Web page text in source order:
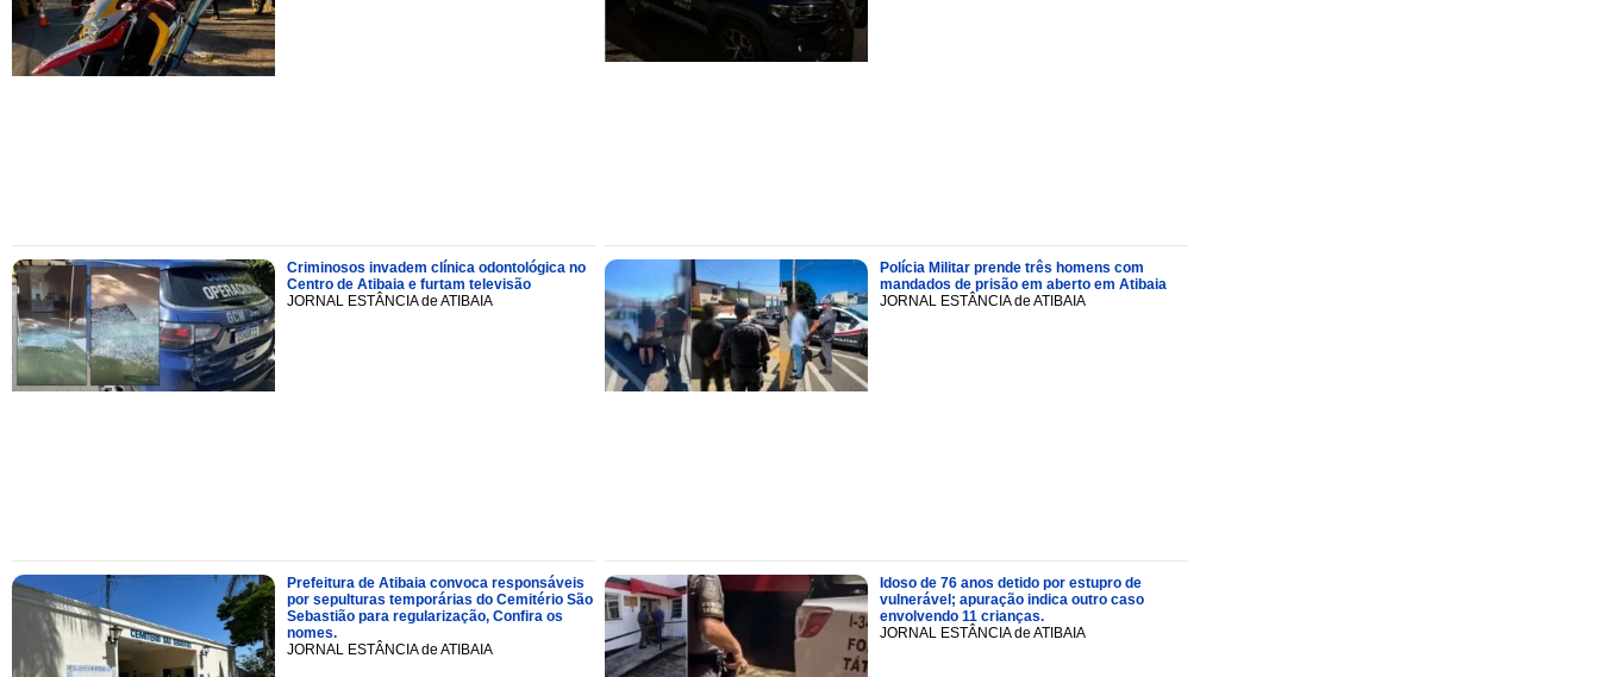
Criminosos invadem clínica odontológica no
Centro de Atibaia e furtam televisão
JORNAL ESTÂNCIA de ATIBAIA
Polícia Militar prende três homens com
mandados de prisão em aberto em Atibaia
JORNAL ESTÂNCIA de ATIBAIA
Prefeitura de Atibaia convoca responsáveis
por sepulturas temporárias do Cemitério São
Sebastião para regularização, Confira os
nomes.
JORNAL ESTÂNCIA de ATIBAIA
Idoso de 76 anos detido por estupro de
vulnerável; apuração indica outro caso
envolvendo 11 crianças.
JORNAL ESTÂNCIA de ATIBAIA